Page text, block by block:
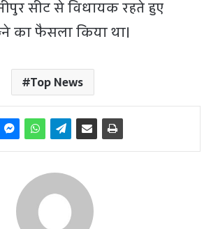
सीट से विधायक रहते हुए
का फैसला किया था।
Top News